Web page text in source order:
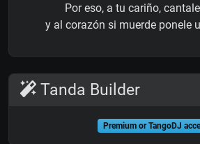
Por eso, a tu cariño,
y al corazón si muerde ponele
Tanda Builder
Premium or TangoDJ